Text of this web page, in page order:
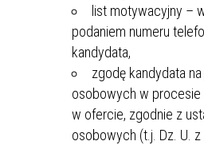
list motywacyjny –
podaniem numeru
kandydata,
zgodę kandydata
osobowych w
w ofercie, zgodnie z
osobowych (t.j. Dz. U.